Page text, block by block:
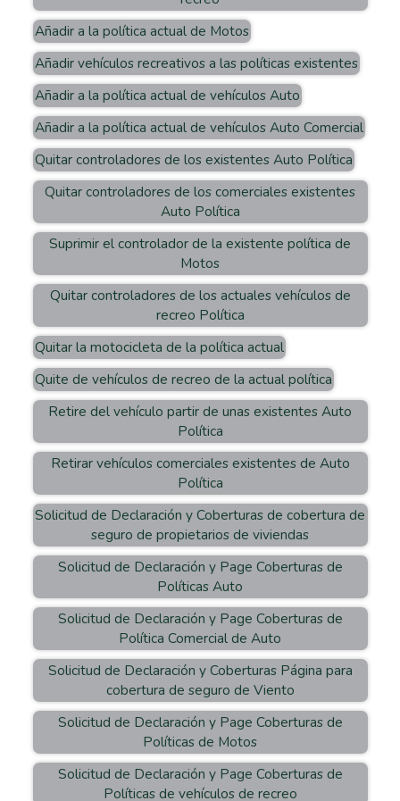
Añadir a la política actual de Motos
Añadir vehículos recreativos a las políticas existentes
Añadir a la política actual de vehículos Auto
Añadir a la política actual de vehículos Auto Comercial
Quitar controladores de los existentes Auto Política
Quitar controladores de los comerciales existentes
Auto Política
Suprimir el controlador de la existente política de
Motos
Quitar controladores de los actuales vehículos de
recreo Política
Quitar la motocicleta de la política actual
Quite de vehículos de recreo de la actual política
Retire del vehículo partir de unas existentes Auto
Política
Retirar vehículos comerciales existentes de Auto
Política
Solicitud de Declaración y Coberturas de cobertura de
seguro de propietarios de viviendas
Solicitud de Declaración y Page Coberturas de
Políticas Auto
Solicitud de Declaración y Page Coberturas de
Política Comercial de Auto
Solicitud de Declaración y Coberturas Página para
cobertura de seguro de Viento
Solicitud de Declaración y Page Coberturas de
Políticas de Motos
Solicitud de Declaración y Page Coberturas de
Políticas de vehículos de recreo